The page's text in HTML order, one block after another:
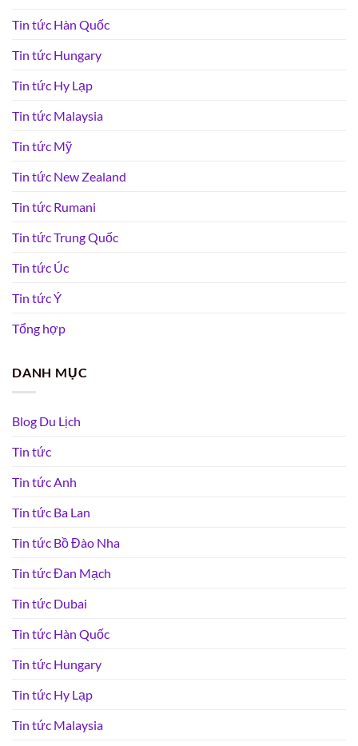
Tin tức Hàn Quốc
Tin tức Hungary
Tin tức Hy Lạp
Tin tức Malaysia
Tin tức Mỹ
Tin tức New Zealand
Tin tức Rumani
Tin tức Trung Quốc
Tin tức Úc
Tin tức Ý
Tổng hợp
DANH MỤC
Blog Du Lịch
Tin tức
Tin tức Anh
Tin tức Ba Lan
Tin tức Bồ Đào Nha
Tin tức Đan Mạch
Tin tức Dubai
Tin tức Hàn Quốc
Tin tức Hungary
Tin tức Hy Lạp
Tin tức Malaysia